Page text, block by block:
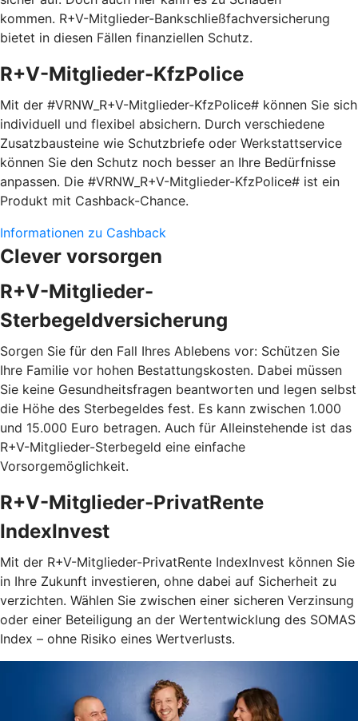
kommen. R+V-Mitglieder-Bankschließfachversicherung
bietet in diesen Fällen finanziellen Schutz.
R+V-Mitglieder-KfzPolice
Mit der #VRNW_R+V-Mitglieder-KfzPolice# können Sie sich
individuell und flexibel absichern. Durch verschiedene
Zusatzbausteine wie Schutzbriefe oder Werkstattservice
können Sie den Schutz noch besser an Ihre Bedürfnisse
anpassen. Die #VRNW_R+V-Mitglieder-KfzPolice# ist ein
Produkt mit Cashback-Chance.
Informationen zu Cashback
Clever vorsorgen
R+V-Mitglieder-
Sterbegeldversicherung
Sorgen Sie für den Fall Ihres Ablebens vor: Schützen Sie
Ihre Familie vor hohen Bestattungskosten. Dabei müssen
Sie keine Gesundheitsfragen beantworten und legen selbst
die Höhe des Sterbegeldes fest. Es kann zwischen 1.000
und 15.000 Euro betragen. Auch für Alleinstehende ist das
R+V-Mitglieder-Sterbegeld eine einfache
Vorsorgemöglichkeit.
R+V-Mitglieder-PrivatRente
IndexInvest
Mit der R+V-Mitglieder-PrivatRente IndexInvest können Sie
in Ihre Zukunft investieren, ohne dabei auf Sicherheit zu
verzichten. Wählen Sie zwischen einer sicheren Verzinsung
oder einer Beteiligung an der Wertentwicklung des SOMAS
Index – ohne Risiko eines Wertverlusts.